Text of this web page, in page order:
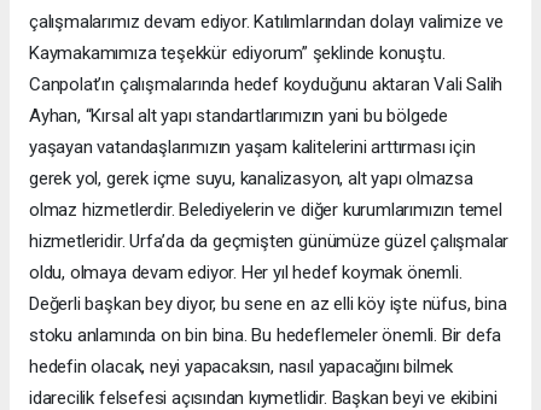
çalışmalarımız devam ediyor. Katılımlarından dolayı valimize ve
Kaymakamımıza teşekkür ediyorum” şeklinde konuştu.
Canpolat’ın çalışmalarında hedef koyduğunu aktaran Vali Salih
Ayhan, “Kırsal alt yapı standartlarımızın yani bu bölgede
yaşayan vatandaşlarımızın yaşam kalitelerini arttırması için
gerek yol, gerek içme suyu, kanalizasyon, alt yapı olmazsa
olmaz hizmetlerdir. Belediyelerin ve diğer kurumlarımızın temel
hizmetleridir. Urfa’da da geçmişten günümüze güzel çalışmalar
oldu, olmaya devam ediyor. Her yıl hedef koymak önemli.
Değerli başkan bey diyor, bu sene en az elli köy işte nüfus, bina
stoku anlamında on bin bina. Bu hedeflemeler önemli. Bir defa
hedefin olacak, neyi yapacaksın, nasıl yapacağını bilmek
idarecilik felsefesi açısından kıymetlidir. Başkan beyi ve ekibini